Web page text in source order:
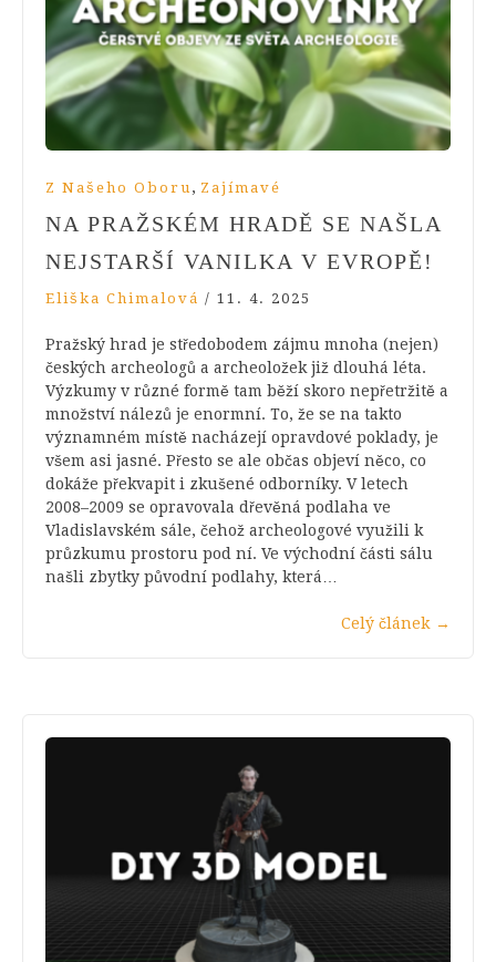
Z Našeho Oboru, Zajímavé
NA PRAŽSKÉM HRADĚ SE NAŠLA
NEJSTARŠÍ VANILKA V EVROPĚ!
Eliška Chimalová / 11. 4. 2025
Pražský hrad je středobodem zájmu mnoha (nejen)
českých archeologů a archeoložek již dlouhá léta.
Výzkumy v různé formě tam běží skoro nepřetržitě a
množství nálezů je enormní. To, že se na takto
významném místě nacházejí opravdové poklady, je
všem asi jasné. Přesto se ale občas objeví něco, co
dokáže překvapit i zkušené odborníky. V letech
2008–2009 se opravovala dřevěná podlaha ve
Vladislavském sále, čehož archeologové využili k
průzkumu prostoru pod ní. Ve východní části sálu
našli zbytky původní podlahy, která…
Celý článek →